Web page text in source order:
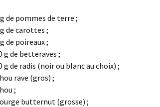
de pommes de terre ;
de carottes ;
de poireaux ;
g de betteraves ;
g de radis (noir ou blanc au choix) ;
rave (gros) ;
;
butternut (grosse) ;